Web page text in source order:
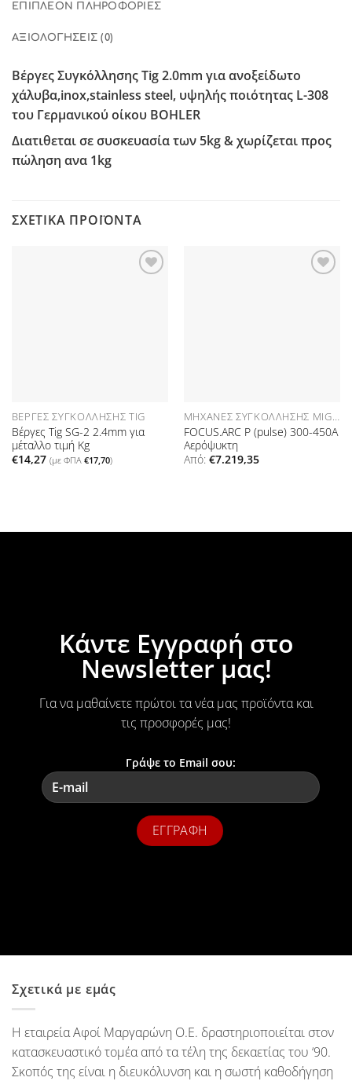
ΕΠΙΠΛΈΟΝ ΠΛΗΡΟΦΟΡΊΕΣ
ΑΞΙΟΛΟΓΉΣΕΙΣ (0)
Βέργες Συγκόλλησης Tig 2.0mm για ανοξείδωτο
χάλυβα,inox,stainless steel, υψηλής ποιότητας L-308
του Γερμανικού οίκου BOHLER
Διατιθεται σε συσκευασία των 5kg& χωρίζεται προς
πώληση ανα 1kg
ΣΧΕΤΙΚΆ ΠΡΟΪΌΝΤΑ
ΒΈΡΓΕΣ ΣΥΓΚΌΛΛΗΣΗΣ TIG
Βέργες Tig SG-2 2.4mm για
μέταλλο τιμή Kg
€14,27 (με ΦΠΑ €17,70)
ΜΗΧΑΝΈΣ ΣΥΓΚΌΛΛΗΣΗΣ MIG-MAG (PULSE WELDING MACHINES)
FOCUS.ARC P (pulse) 300-450A
Αερόψυκτη
Από: €7.219,35
Κάντε Εγγραφή στο
Newsletter μας!
Για να μαθαίνετε πρώτοι τα νέα μας προϊόντα και
τις προσφορές μας!
Γράψε το Email σου:
Σχετικά με εμάς
Η εταιρεία Αφοί Μαργαρώνη Ο.Ε. δραστηριοποιείται στον
κατασκευαστικό τομέα από τα τέλη της δεκαετίας του ‘90.
Σκοπός της είναι η διευκόλυνση και η σωστή καθοδήγηση